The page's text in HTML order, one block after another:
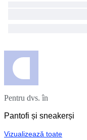
Pentru dvs. în
Pantofi și sneakerși
Vizualizează toate